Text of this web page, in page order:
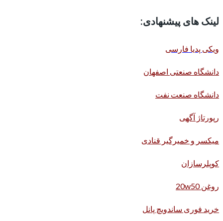
لینک های پیشنهادی:
ویکی پدیا فارسی
دانشگاه صنعتی اصفهان
دانشگاه صنعت نفت
رپورتاژ آگهی
میکسر و خمیرگیر قنادی
کوپلرسازان
روغن 20w50
خرید فوری ساندویچ پانل